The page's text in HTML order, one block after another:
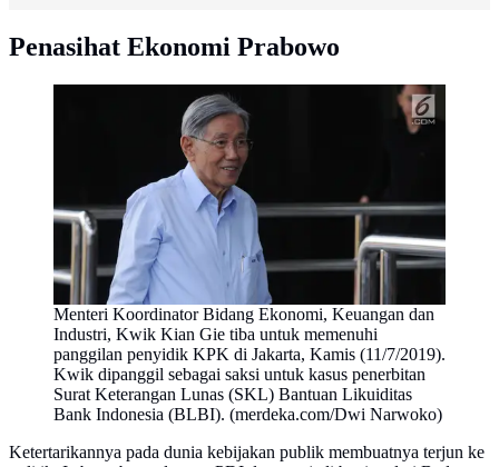
Penasihat Ekonomi Prabowo
Menteri Koordinator Bidang Ekonomi, Keuangan dan
Industri, Kwik Kian Gie tiba untuk memenuhi
panggilan penyidik KPK di Jakarta, Kamis (11/7/2019).
Kwik dipanggil sebagai saksi untuk kasus penerbitan
Surat Keterangan Lunas (SKL) Bantuan Likuiditas
Bank Indonesia (BLBI). (merdeka.com/Dwi Narwoko)
Ketertarikannya pada dunia kebijakan publik membuatnya terjun ke